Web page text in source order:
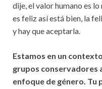
dije, el valor humano es
es feliz así está bien, la
y hay que aceptarla.
Estamos en un
grupos conservadores
enfoque de género. Tu